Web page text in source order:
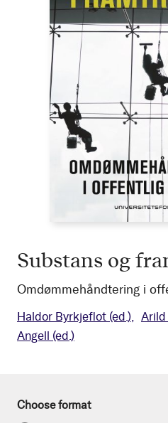
Substans og
Omdømmehåndtering i
Haldor Byrkjeflot (ed.)
Angell (ed.)
Choose format